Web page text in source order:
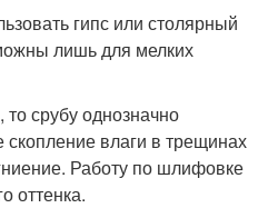
гипс или столярный
лишь для мелких
срубу однозначно
скопление влаги в трещинах
Работу по шлифовке
оттенка.